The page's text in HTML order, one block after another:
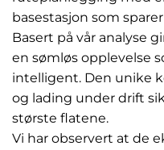
basestasjon som
Basert på vår analyse
en sømløs opplevelse
intelligent. Den unike
og lading under drift
største flatene.
Vi har observert at de